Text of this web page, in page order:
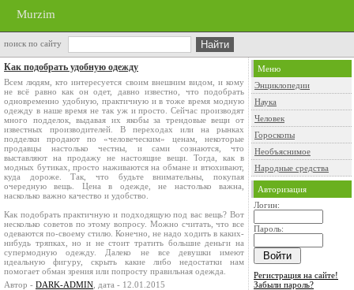
Murzim
поиск по сайту
Как подобрать удобную одежду
Всем людям, кто интересуется своим внешним видом, и кому
не всё равно как он одет, давно известно, что подобрать
одновременно удобную, практичную и в тоже время модную
одежду в наше время не так уж и просто. Сейчас производят
много подделок, выдавая их якобы за трендовые вещи от
известных производителей. В переходах или на рынках
подделки продают по «человеческим» ценам, некоторые
продавцы настолько честны, и сами сознаются, что
выставляют на продажу не настоящие вещи. Тогда, как в
модных бутиках, просто наживаются на обмане и втюхивают,
куда дороже. Так, что будьте внимательны, покупая
очередную вещь. Цена в одежде, не настолько важна,
насколько важно качество и удобство.
Как подобрать практичную и подходящую под вас вещь? Вот
несколько советов по этому вопросу. Можно считать, что все
одеваются по-своему стилю. Конечно, не надо ходить в каких-
нибудь тряпках, но и не стоит тратить большие деньги на
супермодную одежду. Далеко не все девушки имеют
идеальную фигуру, скрыть какие либо недостатки нам
помогает обман зрения или попросту правильная одежда.
Автор - DARK-ADMIN , дата - 12.01.2015
Меню
Энциклопедии
Наука
Человек
Гороскопы
Необъяснимое
Народные средства
Авторизация
Логин:
Пароль:
Регистрация на сайте!
Забыли пароль?